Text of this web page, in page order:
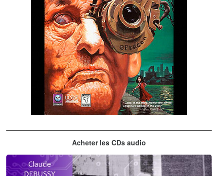
The City of Lost Children
Acheter les CDs audio